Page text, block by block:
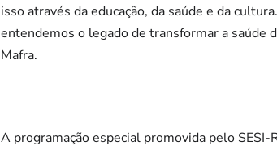
isso através da educação, da saúde e da
entendemos o legado de transformar a saúde
Mafra.
A programação especial promovida pelo